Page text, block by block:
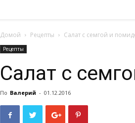
Домой Рецепты Салат с семгой и
Рецепты
Салат с
По Валерий - 01.12.2016